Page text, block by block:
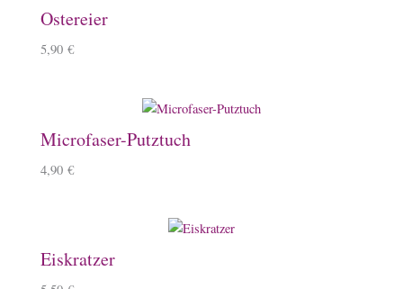
Ostereier
5,90 €
Microfaser-Putztuch
4,90 €
Eiskratzer